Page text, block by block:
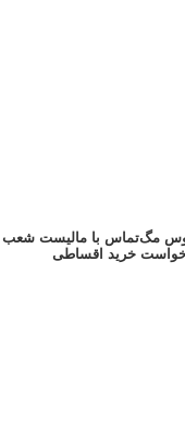
مگتماس با مالیست شعب
خرید اقساطی